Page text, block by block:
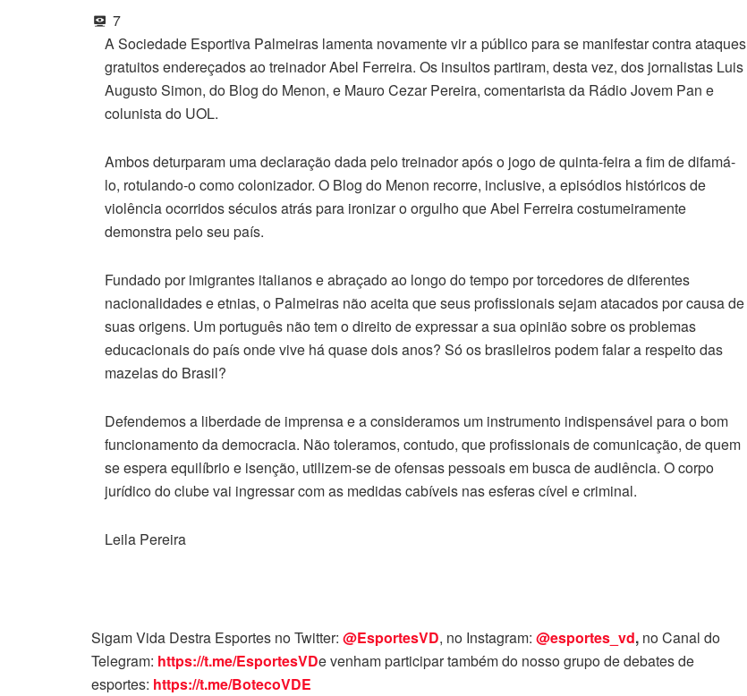
7
A Sociedade Esportiva Palmeiras lamenta novamente vir a público para se manifestar contra ataques
gratuitos endereçados ao treinador Abel Ferreira. Os insultos partiram, desta vez, dos jornalistas Luis
Augusto Simon, do Blog do Menon, e Mauro Cezar Pereira, comentarista da Rádio Jovem Pan e
colunista do UOL.
Ambos deturparam uma declaração dada pelo treinador após o jogo de quinta-feira a fim de difamá-
lo, rotulando-o como colonizador. O Blog do Menon recorre, inclusive, a episódios históricos de
violência ocorridos séculos atrás para ironizar o orgulho que Abel Ferreira costumeiramente
demonstra pelo seu país.
Fundado por imigrantes italianos e abraçado ao longo do tempo por torcedores de diferentes
nacionalidades e etnias, o Palmeiras não aceita que seus profissionais sejam atacados por causa de
suas origens. Um português não tem o direito de expressar a sua opinião sobre os problemas
educacionais do país onde vive há quase dois anos? Só os brasileiros podem falar a respeito das
mazelas do Brasil?
Defendemos a liberdade de imprensa e a consideramos um instrumento indispensável para o bom
funcionamento da democracia. Não toleramos, contudo, que profissionais de comunicação, de quem
se espera equilíbrio e isenção, utilizem-se de ofensas pessoais em busca de audiência. O corpo
jurídico do clube vai ingressar com as medidas cabíveis nas esferas cível e criminal.
Leila Pereira
Sigam Vida Destra Esportes no Twitter: @EsportesVD, no Instagram: @esportes_vd, no Canal do
Telegram: https://t.me/EsportesVDe venham participar também do nosso grupo de debates de
esportes: https://t.me/BotecoVDE